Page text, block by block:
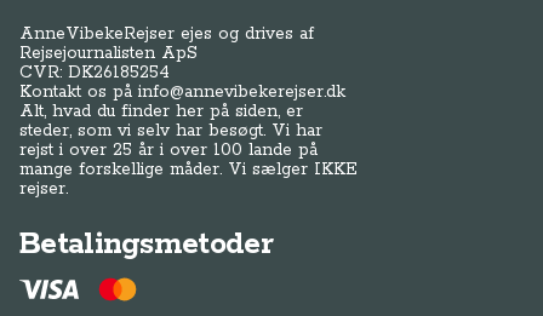
AnneVibekeRejser ejes og drives af
Rejsejournalisten ApS
CVR: DK26185254
Kontakt os påinfo@annevibekerejser.dk
Alt, hvad du finder her på siden, er
steder, som vi selv har besøgt. Vi har
rejst i over 25 år i over 100 lande på
mange forskellige måder. Vi sælger IKKE
rejser.
Betalingsmetoder